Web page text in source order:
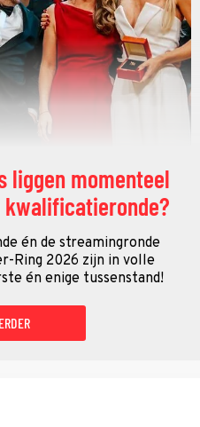
liggen momenteel
kwalificatieronde?
én de streamingronde
Ring 2026 zijn in volle
én enige tussenstand!